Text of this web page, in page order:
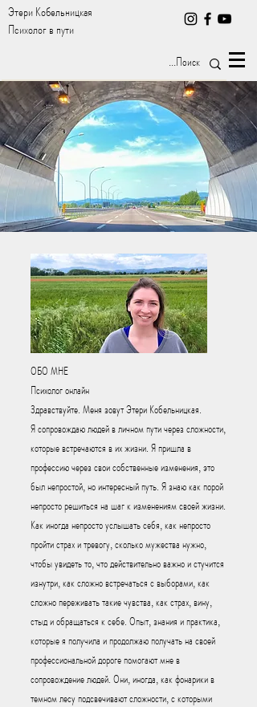
Этери Кобельницкая
Психолог в пути
ОБО МНЕ
Психолог онлайн
Здравствуйте. Меня зовут Этери Кобельницкая.
Я сопровождаю людей в личном пути через сложности,
которые встречаются в их жизни. Я пришла в
профессию через свои собственные изменения, это
был непростой, но интересный путь. Я знаю как порой
непросто решиться на шаг к изменениям своей жизни.
Как иногда непросто услышать себя, как непросто
пройти страх и тревогу, сколько мужества нужно,
чтобы увидеть то, что действительно важно и стучится
изнутри, как сложно встречаться с выборами, как
сложно переживать такие чувства, как страх, вину,
стыд и обращаться к себе. Опыт, знания и практика,
которые я получила и продолжаю получать на своей
профессиональной дороге помогают мне в
сопровождение людей. Они, иногда, как фонарики в
темном лесу подсвечивают сложности, с которыми